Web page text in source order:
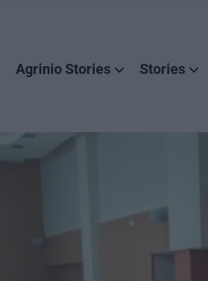
Agrinio Stories Stories